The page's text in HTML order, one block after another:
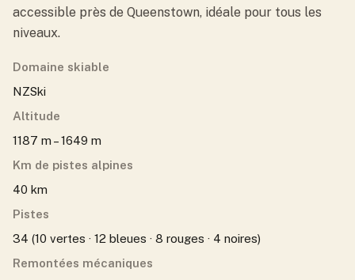
accessible près de Queenstown, idéale pour tous les
niveaux.
Domaine skiable
NZSki
Altitude
1187 m – 1649 m
Km de pistes alpines
40 km
Pistes
34 (10 vertes · 12 bleues · 8 rouges · 4 noires)
Remontées mécaniques